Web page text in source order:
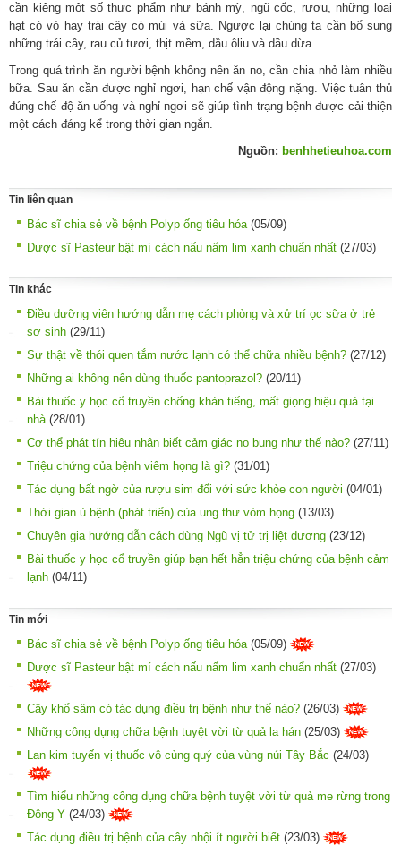
cần kiêng một số thực phẩm như bánh mỳ, ngũ cốc, rượu, những loại
hạt có vỏ hay trái cây có múi và sữa. Ngược lại chúng ta cần bổ sung
những trái cây, rau củ tươi, thịt mềm, dầu ôliu và dầu dừa…
Trong quá trình ăn người bệnh không nên ăn no, cần chia nhỏ làm nhiều
bữa. Sau ăn cần được nghỉ ngơi, hạn chế vận động nặng. Việc tuân thủ
đúng chế độ ăn uống và nghỉ ngơi sẽ giúp tình trạng bệnh được cải thiện
một cách đáng kể trong thời gian ngắn.
Nguồn: benhhetieuhoa.com
Tin liên quan
Bác sĩ chia sẻ về bệnh Polyp ống tiêu hóa (05/09)
Dược sĩ Pasteur bật mí cách nấu nấm lim xanh chuẩn nhất (27/03)
Tin khác
Điều dưỡng viên hướng dẫn mẹ cách phòng và xử trí ọc sữa ở trẻ
sơ sinh (29/11)
Sự thật về thói quen tắm nước lạnh có thể chữa nhiều bệnh? (27/12)
Những ai không nên dùng thuốc pantoprazol? (20/11)
Bài thuốc y học cổ truyền chống khản tiếng, mất giọng hiệu quả tại
nhà(28/01)
Cơ thể phát tín hiệu nhận biết cảm giác no bụng như thế nào? (27/11)
Triệu chứng của bệnh viêm họng là gì? (31/01)
Tác dụng bất ngờ của rượu sim đối với sức khỏe con người (04/01)
Thời gian ủ bệnh (phát triển) của ung thư vòm họng (13/03)
Chuyên gia hướng dẫn cách dùng Ngũ vị tử trị liệt dương (23/12)
Bài thuốc y học cổ truyền giúp bạn hết hẳn triệu chứng của bệnh cảm
lạnh (04/11)
Tin mới
Bác sĩ chia sẻ về bệnh Polyp ống tiêu hóa (05/09)
Dược sĩ Pasteur bật mí cách nấu nấm lim xanh chuẩn nhất (27/03)
Cây khổ sâm có tác dụng điều trị bệnh như thế nào? (26/03)
Những công dụng chữa bệnh tuyệt vời từ quả la hán (25/03)
Lan kim tuyến vị thuốc vô cùng quý của vùng núi Tây Bắc (24/03)
Tìm hiểu những công dụng chữa bệnh tuyệt vời từ quả me rừng trong
Đông Y (24/03)
Tác dụng điều trị bệnh của cây nhội ít người biết (23/03)